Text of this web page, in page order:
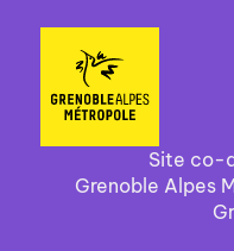
Site co-
Grenoble Alpes